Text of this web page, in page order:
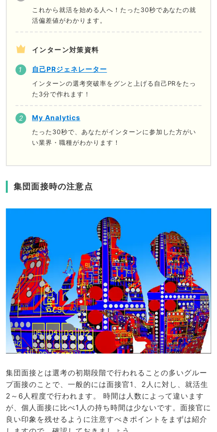
これから就活を始める人へ！たった30秒であなたの就
活偏差値がわかります。
インターン対策資料
自己PRジェネレーター
インターンの選考突破率をグンと上げる自己PRをたっ
た3分で作れます！
My Analytics
たった30秒で、あなたがインターンに参加した方がい
い業界・職種がわかります！
集団面接時の注意点
集団面接とは選考の初期段階で行われることの多いグルー
プ面接のことで、一般的には面接官1、2人に対し、就活生
2～6人程度で行われます。 時間は人数によって違います
が、個人面接に比べ1人の持ち時間は少ないです。面接官に
良い印象を残せるように注意すべきポイントをまずは紹介